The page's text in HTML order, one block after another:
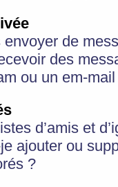
de
des
ou un em-
d’amis et
ajouter ou
?